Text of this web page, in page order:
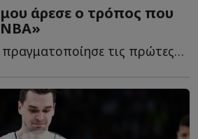
άρεσε ο τρόπος που
Ο Μάριο Χεζόνια πραγματοποίησε τις πρώτες του δηλώσεις μ...